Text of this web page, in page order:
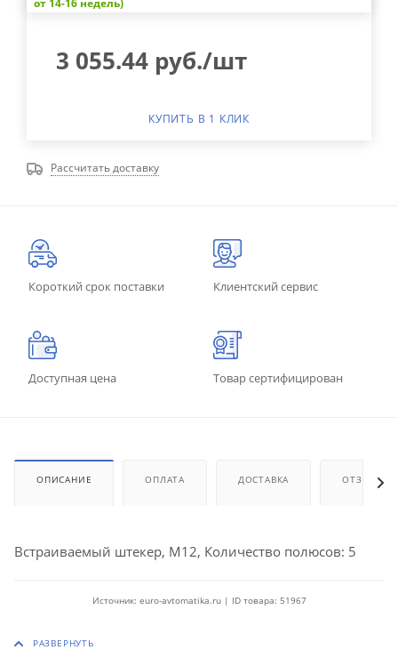
3 055.44 руб./шт
КУПИТЬ В 1 КЛИК
Рассчитать доставку
Короткий срок поставки Клиентский сервис
Доступная цена Товар сертифицирован
ОПИСАНИЕ ОПЛАТА ДОСТАВКА ОТЗЫВЫ
Встраиваемый штекер, M12, Количество полюсов: 5
Источник: euro-avtomatika.ru | ID товара: 51967